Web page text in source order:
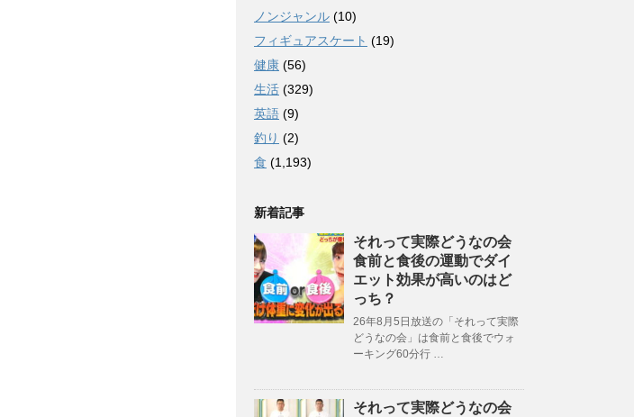
ノンジャンル (10)
フィギュアスケート (19)
健康 (56)
生活 (329)
英語 (9)
釣り (2)
食 (1,193)
新着記事
それって実際どうなの会
食前と食後の運動でダイ
エット効果が高いのはど
っち？
26年8月5日放送の「それって実際
どうなの会」は食前と食後でウォ
ーキング60分行 …
それって実際どうなの会